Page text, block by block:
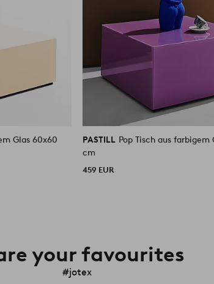
Glas 60x60
PASTILL Pop Tisch aus farbigem
cm
459 EUR
your favourites
#jotex